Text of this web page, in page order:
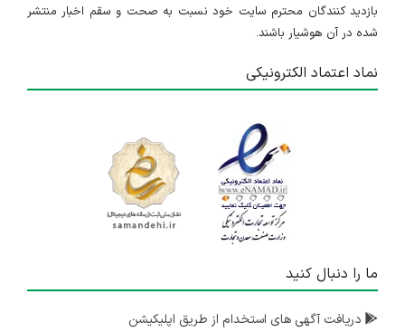
بازدید کنندگان محترم سایت خود نسبت به صحت و سقم اخبار منتشر
شده در آن هوشیار باشند.
نماد اعتماد الکترونیکی
ما را دنبال کنید
دریافت آگهی های استخدام از طریق اپلیکیشن